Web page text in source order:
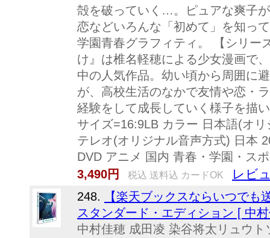
殻を破っていく…。ピュアな爽子
恋などいろんな「初めて」を知っ
学園青春グラフィティ。 【シリー
け』は椎名軽穂による少女漫画で
中の人気作品。幼い頃から周囲に
が、高校生活のなかで友情や恋・
経験をして成長していく様子を描
サイズ=16:9LB カラー 日本語(オ
テレオ(オリジナル音声方式) 日本
DVD アニメ 国内 青春・学園・ス
3,490円
税込 送料込 カードOK レビ
248.
【楽天ブックスならいつで
スタンダード・エディション [ 中
中村佳穂 成田凌 染谷将太リュウ